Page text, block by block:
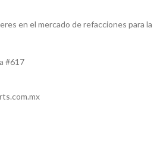
en el mercado de refacciones para la
#617